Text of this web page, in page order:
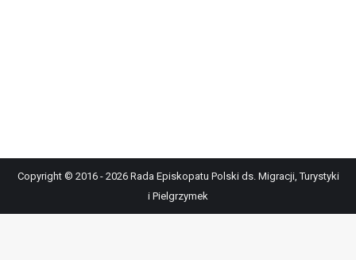
Copyright © 2016 - 2026 Rada Episkopatu Polski ds. Migracji, Turystyki
i Pielgrzymek